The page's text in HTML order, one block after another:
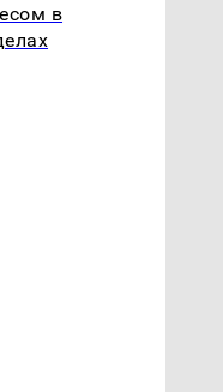
в